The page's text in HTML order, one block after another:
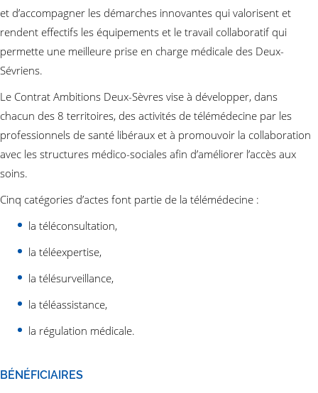
et d’accompagner les démarches innovantes qui valorisent et
rendent effectifs les équipements et le travail collaboratif qui
permette une meilleure prise en charge médicale des Deux-
Sévriens.
Le Contrat Ambitions Deux-Sèvres vise à développer, dans
chacun des 8 territoires, des activités de télémédecine par les
professionnels de santé libéraux et à promouvoir la collaboration
avec les structures médico-sociales afin d’améliorer l’accès aux
soins.
Cinq catégories d’actes font partie de la télémédecine :
la téléconsultation,
la téléexpertise,
la télésurveillance,
la téléassistance,
la régulation médicale.
BÉNÉFICIAIRES